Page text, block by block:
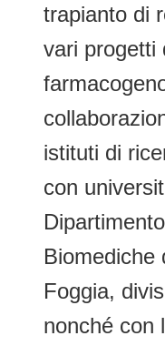
trapianto di
vari progetti
istituti di
con
Biomediche
Foggia,
nonché con